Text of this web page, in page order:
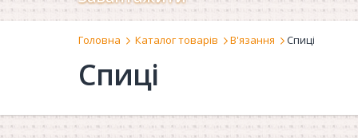
Головна Каталог товарів В'язання Спиці
Спиці